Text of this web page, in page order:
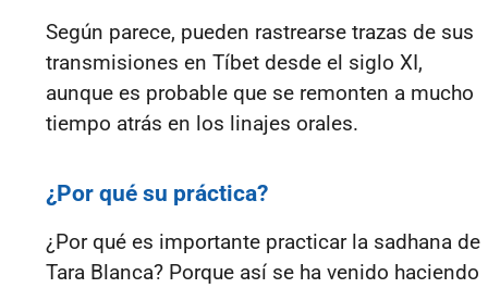
Según parece, pueden rastrearse trazas de sus
transmisiones en Tíbet desde el siglo XI,
aunque es probable que se remonten a mucho
tiempo atrás en los linajes orales.
¿Por qué su práctica?
¿Por qué es importante practicar la sadhana de
Tara Blanca? Porque así se ha venido haciendo